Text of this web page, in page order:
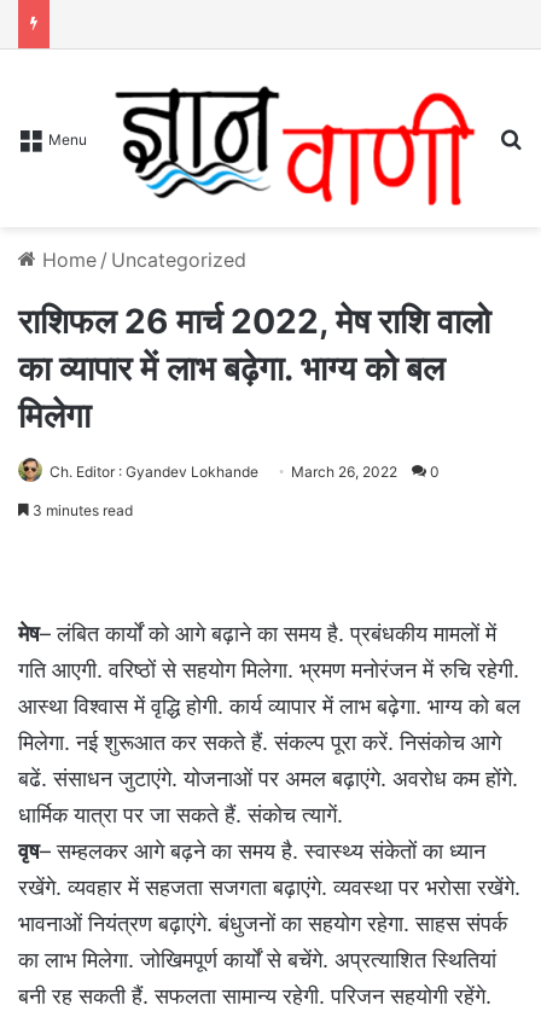
Menu
Home / Uncategorized
राशिफल 26 मार्च 2022, मेष राशि वालो
का व्यापार में लाभ बढ़ेगा. भाग्य को बल
मिलेगा
Ch. Editor : Gyandev Lokhande March 26, 2022 0
3 minutes read
मेष– लंबित कार्यों को आगे बढ़ाने का समय है. प्रबंधकीय मामलों में
गति आएगी. वरिष्ठों से सहयोग मिलेगा. भ्रमण मनोरंजन में रुचि रहेगी.
आस्था विश्वास में वृद्धि होगी. कार्य व्यापार में लाभ बढ़ेगा. भाग्य को बल
मिलेगा. नई शुरूआत कर सकते हैं. संकल्प पूरा करें. निसंकोच आगे
बढें. संसाधन जुटाएंगे. योजनाओं पर अमल बढ़ाएंगे. अवरोध कम होंगे.
धार्मिक यात्रा पर जा सकते हैं. संकोच त्यागें.
वृष– सम्हलकर आगे बढ़ने का समय है. स्वास्थ्य संकेतों का ध्यान
रखेंगे. व्यवहार में सहजता सजगता बढ़ाएंगे. व्यवस्था पर भरोसा रखेंगे.
भावनाओं नियंत्रण बढ़ाएंगे. बंधुजनों का सहयोग रहेगा. साहस संपर्क
का लाभ मिलेगा. जोखिमपूर्ण कार्यों से बचेंगे. अप्रत्याशित स्थितियां
बनी रह सकती हैं. सफलता सामान्य रहेगी. परिजन सहयोगी रहेंगे.